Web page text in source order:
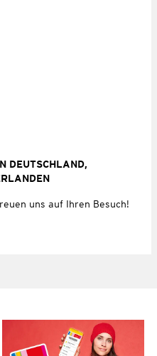
DEUTSCHLAND,
uns auf Ihren Besuch!